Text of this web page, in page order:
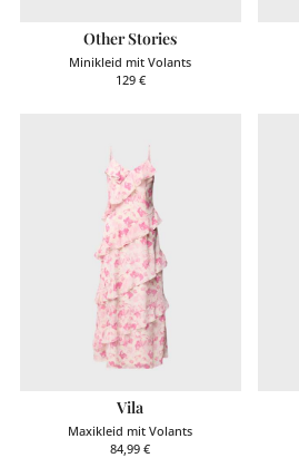
Other Stories
Minikleid mit Volants
129€
Vila
Maxikleid mit Volants
84,99 €